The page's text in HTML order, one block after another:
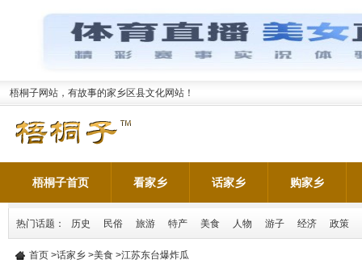
梧桐子网站，有故事的家乡区县文化网站！
梧桐子首页 看家乡 话家乡 购家乡
热门话题： 历史 民俗 旅游 特产 美食 人物 游子 经济 政策
首页 >话家乡 >美食 >江苏东台爆炸瓜